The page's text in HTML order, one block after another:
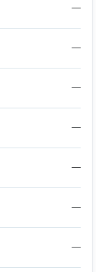
—
—
—
—
—
—
—